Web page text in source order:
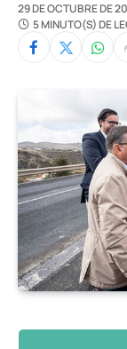
29 DE OCTUBRE DE
5 MINUTO(S) DE